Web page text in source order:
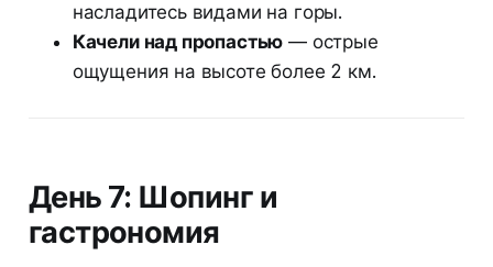
насладитесь видами на горы.
Качели над пропастью — острые
ощущения на высоте более 2 км.
День 7: Шопинг и
гастрономия